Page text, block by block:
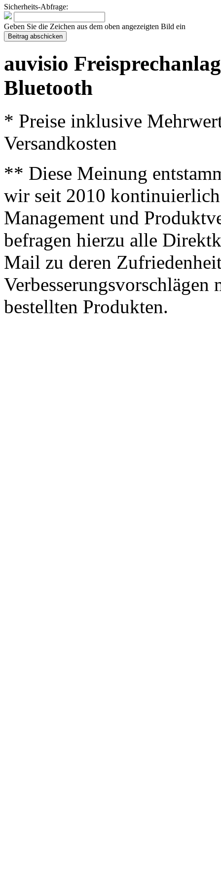
Sicherheits-Abfrage:
Geben Sie die Zeichen aus dem oben angezeigten Bild ein
auvisio
Bluetooth
* Preise inklusive
Versandkosten
** Diese Meinung
wir seit 2010
Management und
befragen hierzu alle
Mail zu deren
bestellten Produkten.